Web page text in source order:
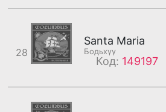
28
Santa Maria
Бодьхүү
Код: 149197